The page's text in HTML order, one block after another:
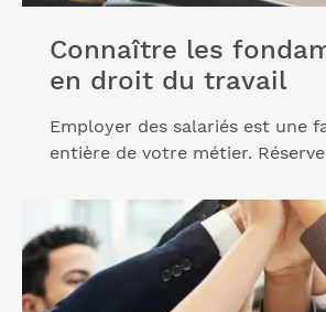
Connaître les
en droit du travail
Employer des salariés est une
entière de votre métier.
Lire l'article "Comment motiver
salariés"